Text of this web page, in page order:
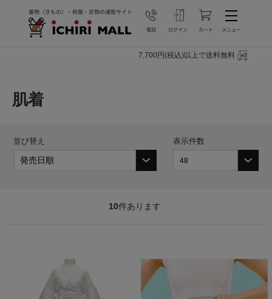
7,700円(税込)以上で送料無料
肌着
並び替え 表示件数
10件あります